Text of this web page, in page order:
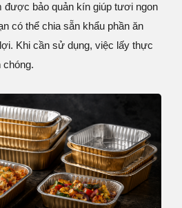
được bảo quản kín giúp tươi ngon
có thể chia sẵn khẩu phần ăn
Khi cần sử dụng, việc lấy thực
chóng.